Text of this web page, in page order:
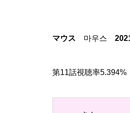
マウス 마우스
第11話視聴率5.394%